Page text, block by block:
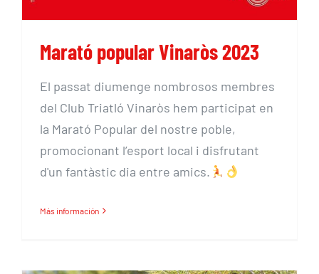
Marató popular Vinaròs 2023
El passat diumenge nombrosos membres
del Club Triatló Vinaròs hem participat en
la Marató Popular del nostre poble,
promocionant l’esport local i disfrutant
d'un fantàstic dia entre amics.
Más información